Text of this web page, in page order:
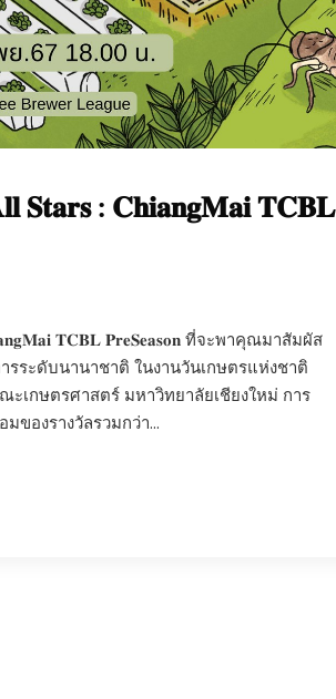
𝐒𝐭𝐚𝐫𝐬 : 𝐂𝐡𝐢𝐚𝐧𝐠𝐌𝐚𝐢 𝐓𝐂𝐁𝐋
𝐓𝐂𝐁𝐋 𝐏𝐫𝐞𝐒𝐞𝐚𝐬𝐨𝐧 ที่จะพาคุณมาสัมผัส
ระดับนานาชาติ ในงานวันเกษตรแห่งชาติ
เกษตรศาสตร์ มหาวิทยาลัยเชียงใหม่ การ
ของรางวัลรวมกว่า...